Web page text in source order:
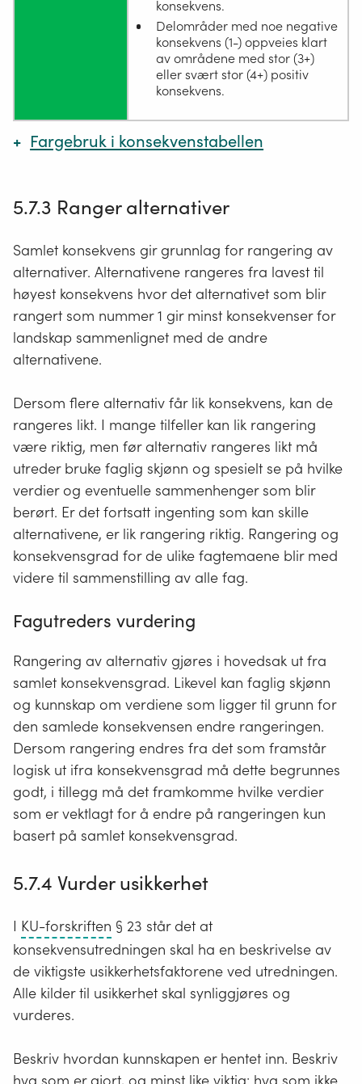
konsekvens.
Delområder med noe negative
konsekvens (1-) oppveies klart
av områdene med stor (3+)
eller svært stor (4+) positiv
konsekvens.
Fargebruk i konsekvenstabellen
Konsekvensgrad for
RBG-
Kritisk negativ
konsekvens
255, 0, 0 #FF0000
Svært stor negativ
konsekvens
175, 15, 15 #AF0F0F
Stor negativ konsekvens
Middels negativ
254, 192,
#FEC02D
Noe negativ konsekvens
255, 254,
#FFFF00
Ubetydelig konsekvens
251, 255,
255
#FBFFFF
Positiv konsekvens
146, 208,
80
#92D050
Stor positiv konsekvens 0, 176, 80
5.7.3 Ranger alternativer
Samlet konsekvens gir grunnlag for rangering av
alternativer. Alternativene rangeres fra lavest til
høyest konsekvens hvor det alternativet som blir
rangert som nummer 1 gir minst konsekvenser for
landskap sammenlignet med de andre
alternativene.
Dersom flere alternativ får lik konsekvens, kan de
rangeres likt. I mange tilfeller kan lik rangering
være riktig, men før alternativ rangeres likt må
utreder bruke faglig skjønn og spesielt se på hvilke
verdier og eventuelle sammenhenger som blir
berørt. Er det fortsatt ingenting som kan skille
alternativene, er lik rangering riktig. Rangering og
konsekvensgrad for de ulike fagtemaene blir med
videre til sammenstilling av alle fag.
Fagutreders vurdering
Rangering av alternativ gjøres i hovedsak ut fra
samlet konsekvensgrad. Likevel kan faglig skjønn
og kunnskap om verdiene som ligger til grunn for
den samlede konsekvensen endre rangeringen.
Dersom rangering endres fra det som framstår
logisk ut ifra konsekvensgrad må dette begrunnes
godt, i tillegg må det framkomme hvilke verdier
som er vektlagt for å endre på rangeringen kun
basert på samlet konsekvensgrad.
5.7.4 Vurder usikkerhet
I KU-forskriften Forskrift
om
konsekvensutredninger
§ 23 står det at
konsekvensutredningen skal ha en beskrivelse av
de viktigste usikkerhetsfaktorene ved utredningen.
Alle kilder til usikkerhet skal synliggjøres og
vurderes.
Beskriv hvordan kunnskapen er hentet inn. Beskriv